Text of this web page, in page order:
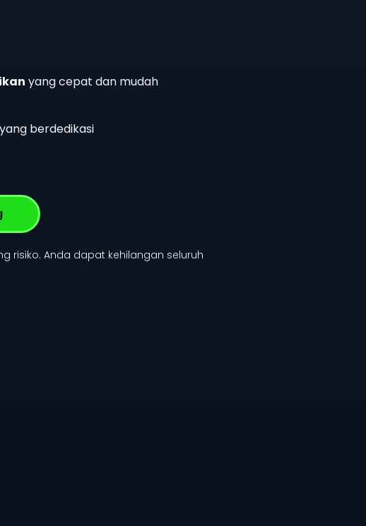
yang cepat dan mudah
berdedikasi
risiko. Anda dapat kehilangan seluruh